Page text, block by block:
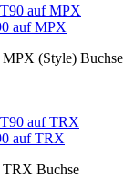
auf MPX
(Style) Buchse
auf TRX
TRX Buchse